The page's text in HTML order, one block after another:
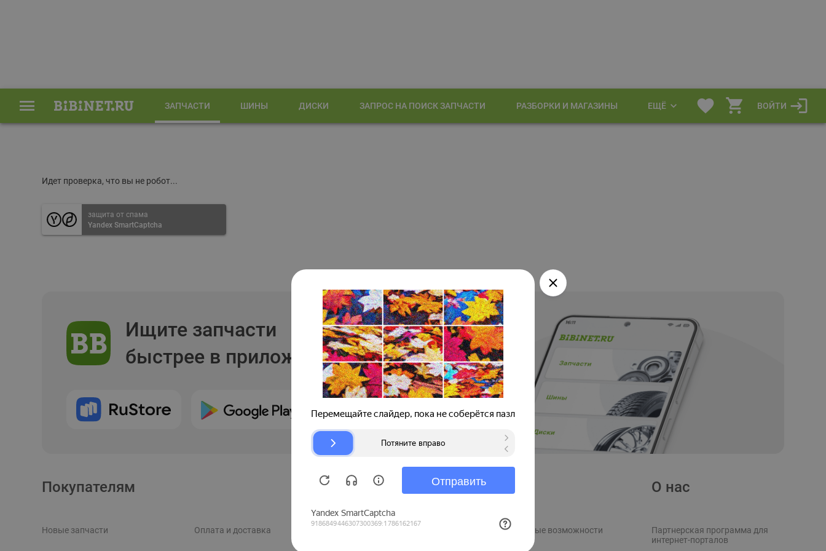
ЗАПЧАСТИ ШИНЫ ДИСКИ ЗАПРОС НА ПОИСК ЗАПЧАСТИ РАЗБОРКИ И МАГАЗИНЫ ЕЩЁ ВОЙТИ
Идет проверка, что вы не робот...
защита от спама
Yandex SmartCaptcha
Ищите запчасти
быстрее в приложении
Покупателям
Новые запчасти Оплата и доставка
Продавцам
Рекламные возможности
О нас
Партнерская программа для
интернет-порталов